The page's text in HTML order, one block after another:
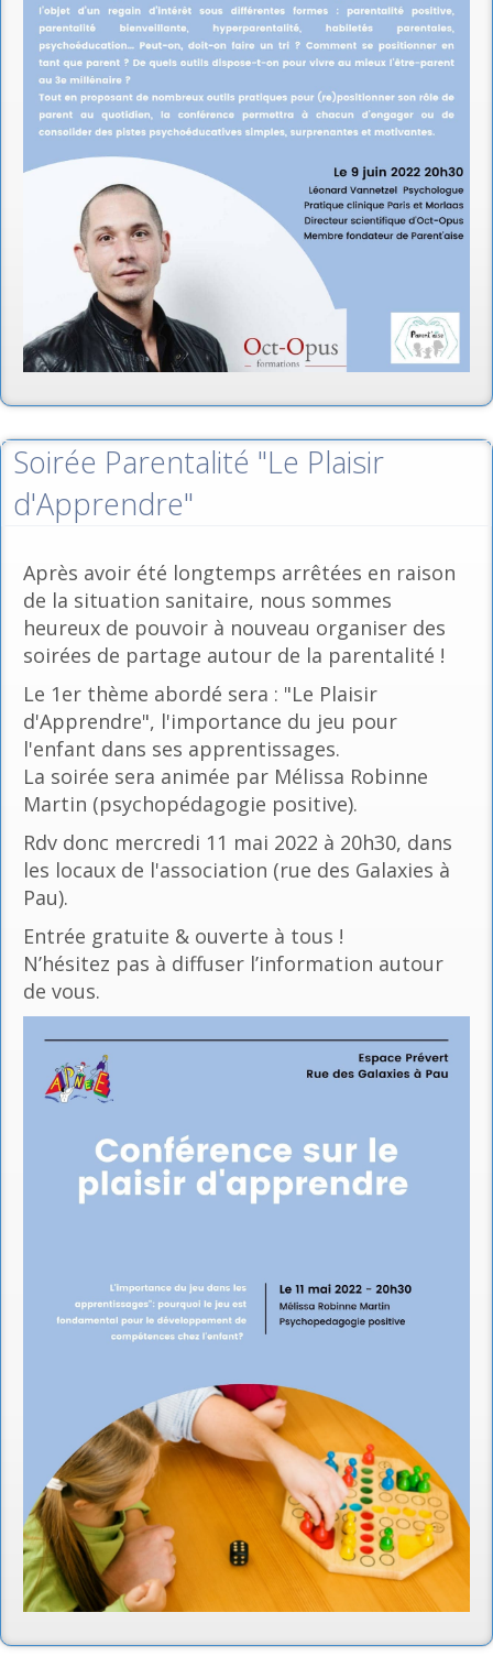
Soirée Parentalité "Le Plaisir
d'Apprendre"
Après avoir été longtemps arrêtées en raison
de la situation sanitaire, nous sommes
heureux de pouvoir à nouveau organiser des
soirées de partage autour de la parentalité !
Le 1er thème abordé sera : "Le Plaisir
d'Apprendre", l'importance du jeu pour
l'enfant dans ses apprentissages.
La soirée sera animée par Mélissa Robinne
Martin (psychopédagogie positive).
Rdv donc mercredi 11 mai 2022 à 20h30, dans
les locaux de l'association (rue des Galaxies à
Pau).
Entrée gratuite & ouverte à tous !
N’hésitez pas à diffuser l’information autour
de vous.